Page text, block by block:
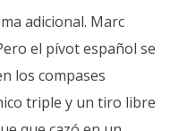
adicional. Marc
el pívot español se
los compases
triple y un tiro libre